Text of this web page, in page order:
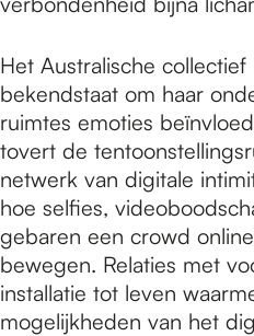
Het Australische collectief
bekendstaat om haar
ruimtes emoties
tovert de
netwerk van digitale
hoe selfies,
gebaren een crowd
bewegen. Relaties met
installatie tot leven
mogelijkheden van het